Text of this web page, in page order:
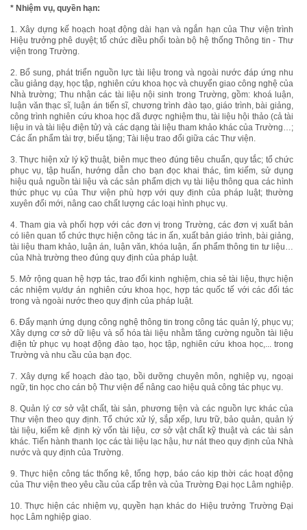
* Nhiệm vụ, quyền hạn:
1. Xây dựng kế hoạch hoạt động dài hạn và ngắn hạn của Thư viện trình
Hiệu trưởng phê duyệt; tổ chức điều phối toàn bộ hệ thống Thông tin - Thư
viện trong Trường.
2. Bổ sung, phát triển nguồn lực tài liệu trong và ngoài nước đáp ứng nhu
cầu giảng dạy, học tập, nghiên cứu khoa học và chuyển giao công nghệ của
Nhà trường; Thu nhận các tài liệu nội sinh trong Trường, gồm: khoá luận,
luận văn thạc sĩ, luận án tiến sĩ, chương trình đào tạo, giáo trình, bài giảng,
công trình nghiên cứu khoa học đã được nghiệm thu, tài liệu hội thảo (cả tài
liệu in và tài liệu điện tử) và các dạng tài liệu tham khảo khác của Trường…;
Các ấn phẩm tài trợ, biếu tặng; Tài liệu trao đổi giữa các Thư viện.
3. Thực hiện xử lý kỹ thuật, biên mục theo đúng tiêu chuẩn, quy tắc; tổ chức
phục vụ, tập huấn, hướng dẫn cho bạn đọc khai thác, tìm kiếm, sử dụng
hiệu quả nguồn tài liệu và các sản phẩm dịch vụ tài liệu thông qua các hình
thức phục vụ của Thư viện phù hợp với quy định của pháp luật; thường
xuyên đổi mới, nâng cao chất lượng các loại hình phục vụ.
4. Tham gia và phối hợp với các đơn vị trong Trường, các đơn vị xuất bản
có liên quan tổ chức thực hiện công tác in ấn, xuất bản giáo trình, bài giảng,
tài liệu tham khảo, luận án, luận văn, khóa luận, ấn phẩm thông tin tư liệu…
của Nhà trường theo đúng quy định của pháp luật.
5. Mở rộng quan hệ hợp tác, trao đổi kinh nghiệm, chia sẻ tài liệu, thực hiện
các nhiệm vụ/dự án nghiên cứu khoa học, hợp tác quốc tế với các đối tác
trong và ngoài nước theo quy định của pháp luật.
6. Đẩy mạnh ứng dụng công nghệ thông tin trong công tác quản lý, phục vụ;
Xây dựng cơ sở dữ liệu và số hóa tài liệu nhằm tăng cường nguồn tài liệu
điện tử phục vụ hoạt động đào tạo, học tập, nghiên cứu khoa học,... trong
Trường và nhu cầu của bạn đọc.
7. Xây dựng kế hoạch đào tạo, bồi dưỡng chuyên môn, nghiệp vụ, ngoại
ngữ, tin học cho cán bộ Thư viện để nâng cao hiệu quả công tác phục vụ.
8. Quản lý cơ sở vật chất, tài sản, phương tiện và các nguồn lực khác của
Thư viện theo quy định. Tổ chức xử lý, sắp xếp, lưu trữ, bảo quản, quản lý
tài liệu, kiểm kê định kỳ vốn tài liệu, cơ sở vật chất kỹ thuật và các tài sản
khác. Tiến hành thanh lọc các tài liệu lạc hậu, hư nát theo quy định của Nhà
nước và quy định của Trường.
9. Thực hiện công tác thống kê, tổng hợp, báo cáo kịp thời các hoạt động
của Thư viện theo yêu cầu của cấp trên và của Trường Đại học Lâm nghiệp.
10. Thực hiện các nhiệm vụ, quyền hạn khác do Hiệu trưởng Trường Đại
học Lâm nghiệp giao.